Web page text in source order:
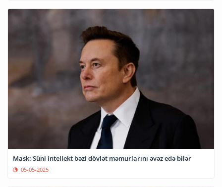
Mask: Süni intellekt bəzi dövlət məmurlarını əvəz edə bilər
05-05-2025